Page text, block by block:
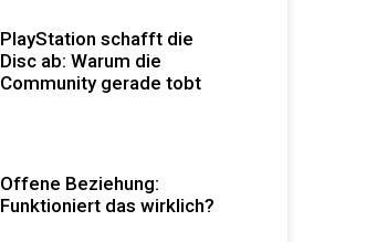
PlayStation schafft die
Disc ab: Warum die
Community gerade tobt
Offene Beziehung:
Funktioniert das wirklich?